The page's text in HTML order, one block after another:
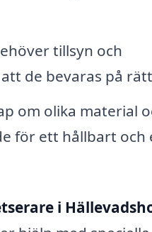
tillsyn och
de bevaras på
om olika material
för ett hållbart och
i